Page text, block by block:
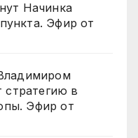
Начинка
Эфир от
в
Эфир от